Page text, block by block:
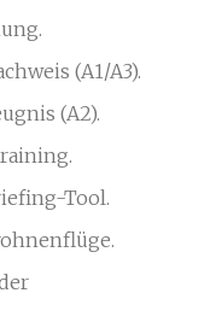
(A1/A3).
(A2).
Tool.